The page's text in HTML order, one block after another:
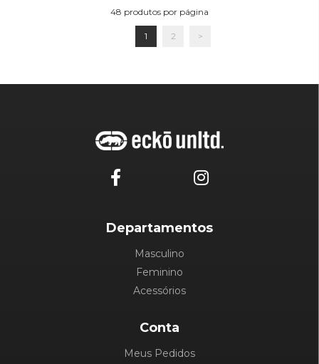
48 produtos por página
1 2 >
Departamentos
Masculino
Feminino
Acessórios
Conta
Meus Pedidos